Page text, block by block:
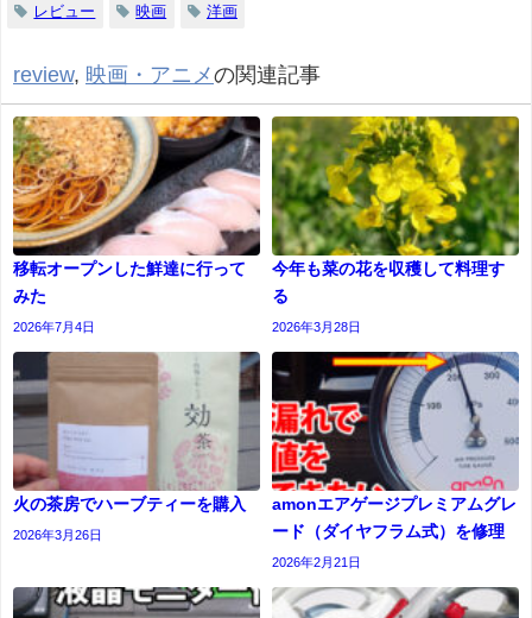
レビュー 映画 洋画
review, 映画・アニメの関連記事
移転オープンした鮮達に行って
みた
2026年7月4日
今年も菜の花を収穫して料理す
る
2026年3月28日
火の茶房でハーブティーを購入
2026年3月26日
amonエアゲージプレミアムグレ
ード（ダイヤフラム式）を修理
2026年2月21日